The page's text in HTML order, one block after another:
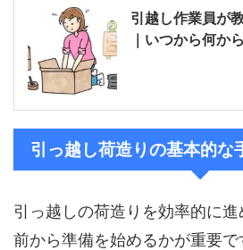
引越し作業員が
｜いつから何か
引っ越し荷造りの基本的な
引っ越しの荷造りを効率的に
前から準備を始めるかが重要で